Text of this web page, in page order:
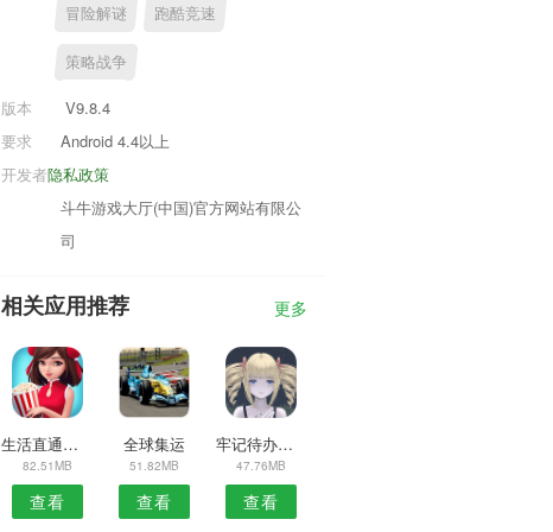
冒险解谜 跑酷竞速
策略战争
版本
V9.8.4
要求
Android 4.4以上
隐私政策
开发者
斗牛游戏大厅(中国)官方网站有限公
司
相关应用推荐 更多
生活直通车商家宝安卓版
82.51MB
查看
全球集运
51.82MB
查看
牢记待办事项APP
47.76MB
查看